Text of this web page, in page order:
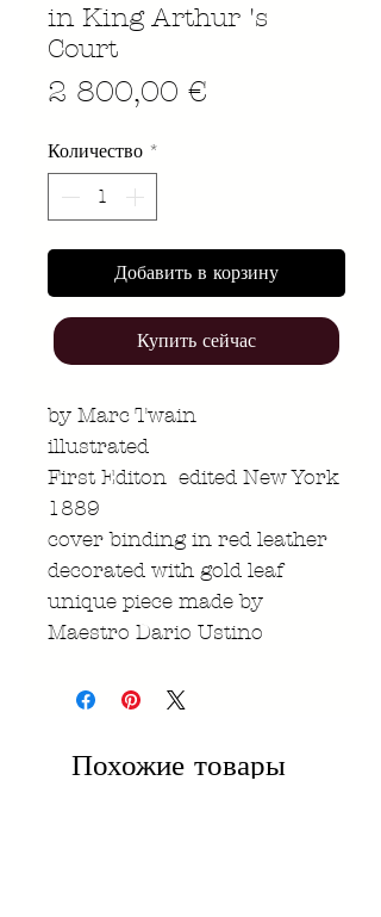
in King Arthur 's
Court
2 800,00 €
Количество *
Добавить в корзину
Купить сейчас
by Marc Twain
illustrated
First Editon edited New York
1889
cover binding in red leather
decorated with gold leaf
unique piece made by
Maestro Dario Ustino
Похожие товары